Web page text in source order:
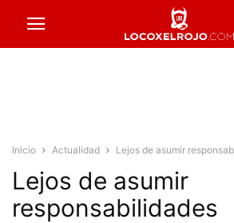
Inicio Actualidad Lejos de asumir
Lejos de asumir
responsabilidades